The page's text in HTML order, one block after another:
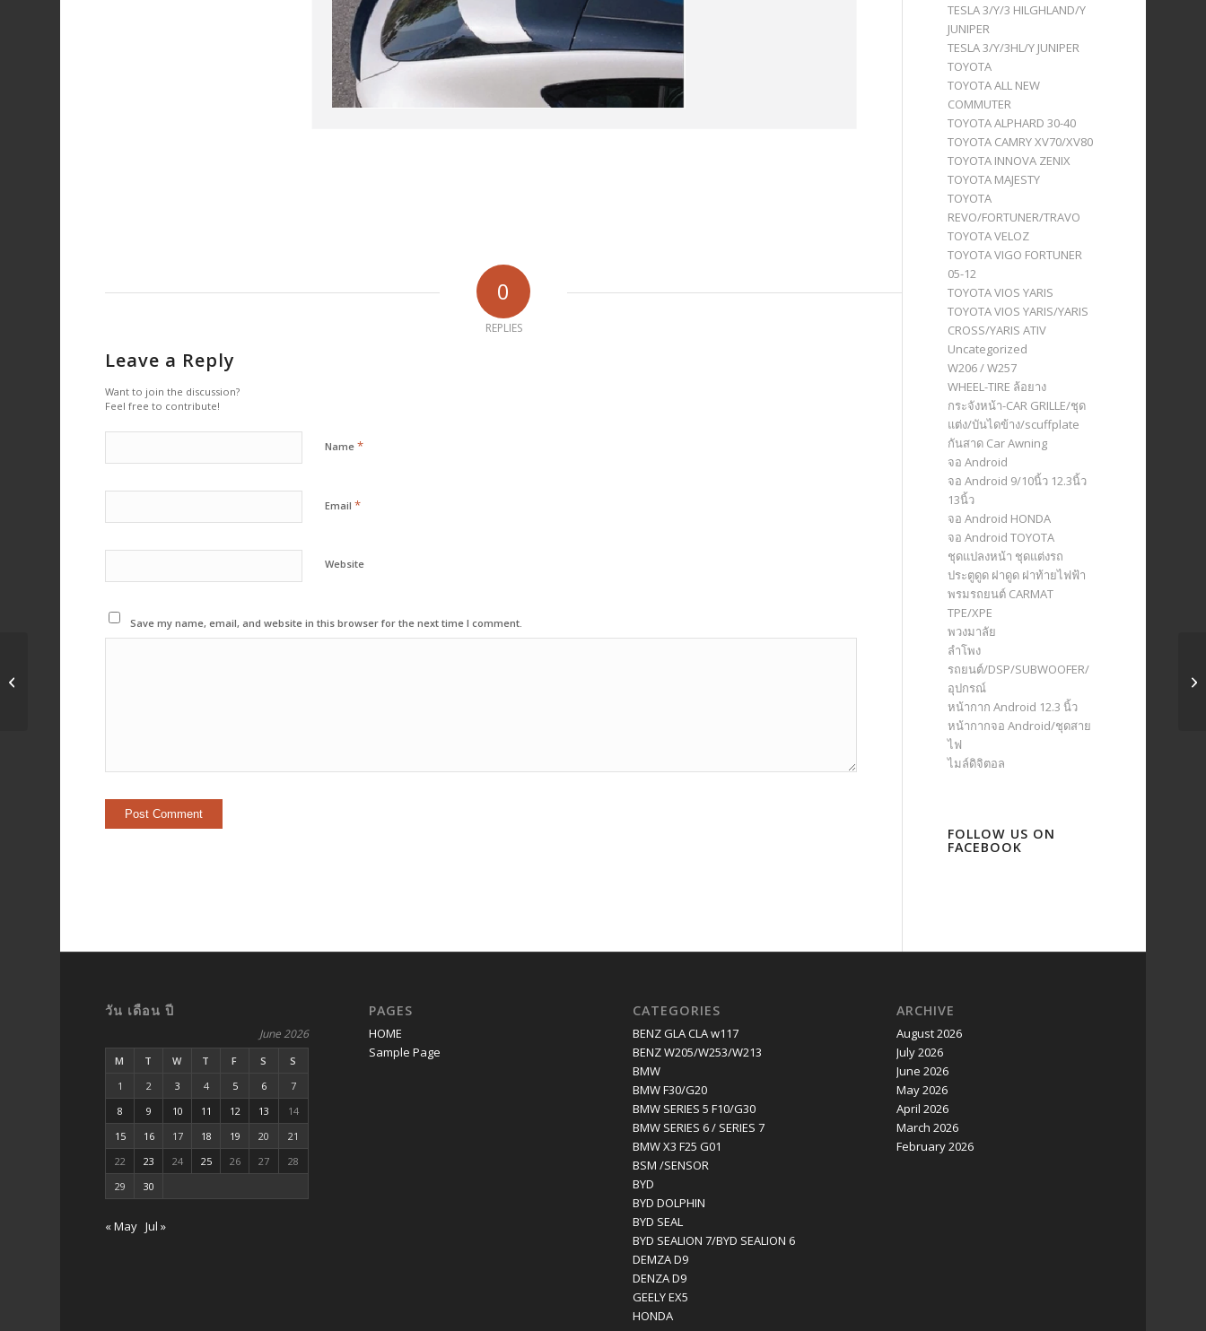
0
REPLIES
Leave a Reply
Want to join the discussion?
Feel free to contribute!
Name*
Email*
Website
Save my name, email, and website in this browser for the next time I comment.
TESLA 3/Y/3 HILGHLAND/Y
JUNIPER
TESLA 3/Y/3HL/Y JUNIPER
TOYOTA
TOYOTA ALL NEW
COMMUTER
TOYOTA ALPHARD 30-40
TOYOTA CAMRY XV70/XV80
TOYOTA INNOVA ZENIX
TOYOTA MAJESTY
TOYOTA
REVO/FORTUNER/TRAVO
TOYOTA VELOZ
TOYOTA VIGO FORTUNER
05-12
TOYOTA VIOS YARIS
TOYOTA VIOS YARIS/YARIS
CROSS/YARIS ATIV
Uncategorized
W206 / W257
WHEEL-TIRE ล้อยาง
กระจังหน้า-CAR GRILLE/ชุด
แต่ง/บันไดข้าง/scuffplate
กันสาด Car Awning
จอ Android
จอ Android 9/10นิ้ว 12.3นิ้ว
13นิ้ว
จอ Android HONDA
จอ Android TOYOTA
ชุดแปลงหน้า ชุดแต่งรถ
ประตูดูด ฝาดูด ฝาท้ายไฟฟ้า
พรมรถยนต์ CARMAT
TPE/XPE
พวงมาลัย
ลำโพง
รถยนต์/DSP/SUBWOOFER/
อุปกรณ์
หน้ากาก Android 12.3 นิ้ว
หน้ากากจอ Android/ชุดสาย
ไฟ
ไมล์ดิจิตอล
FOLLOW US ON
FACEBOOK
วัน เดือน ปี
June 2026
M T W T F S
S
1
2 3 4 5 6
7
8
9 10 11 12 13
14
15
16 17 18 19 20
21
22
23 24 25 26 27
28
29
30
« May Jul »
PAGES
HOME
Sample Page
CATEGORIES
BENZ GLA CLA w117
BENZ W205/W253/W213
BMW
BMW F30/G20
BMW SERIES 5 F10/G30
BMW SERIES 6 / SERIES 7
BMW X3 F25 G01
BSM /SENSOR
BYD
BYD DOLPHIN
BYD SEAL
BYD SEALION 7/BYD SEALION 6
DEMZA D9
DENZA D9
GEELY EX5
HONDA
ARCHIVE
August 2026
July 2026
June 2026
May 2026
April 2026
March 2026
February 2026